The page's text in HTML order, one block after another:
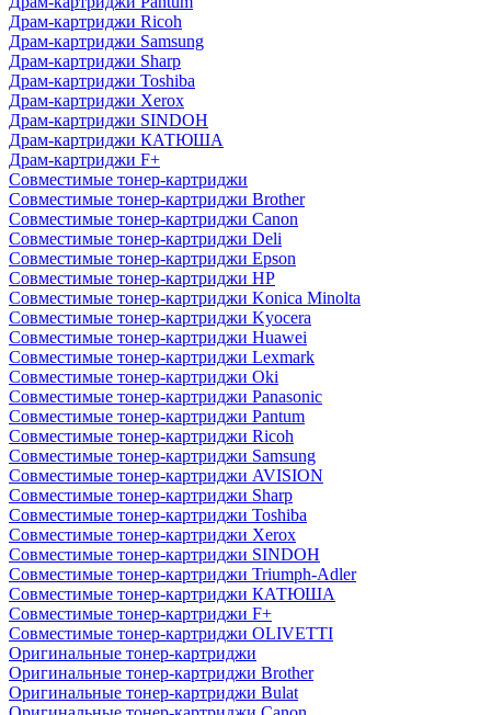
Драм-картриджи Ricoh
Драм-картриджи Samsung
Драм-картриджи Sharp
Драм-картриджи Toshiba
Драм-картриджи Xerox
Драм-картриджи SINDOH
Драм-картриджи КАТЮША
Драм-картриджи F+
Совместимые тонер-картриджи
Совместимые тонер-картриджи Brother
Совместимые тонер-картриджи Canon
Совместимые тонер-картриджи Deli
Совместимые тонер-картриджи Epson
Совместимые тонер-картриджи HP
Совместимые тонер-картриджи Konica Minolta
Совместимые тонер-картриджи Kyocera
Совместимые тонер-картриджи Huawei
Совместимые тонер-картриджи Lexmark
Совместимые тонер-картриджи Oki
Совместимые тонер-картриджи Panasonic
Совместимые тонер-картриджи Pantum
Совместимые тонер-картриджи Ricoh
Совместимые тонер-картриджи Samsung
Совместимые тонер-картриджи AVISION
Совместимые тонер-картриджи Sharp
Совместимые тонер-картриджи Toshiba
Совместимые тонер-картриджи Xerox
Совместимые тонер-картриджи SINDOH
Совместимые тонер-картриджи Triumph-Adler
Совместимые тонер-картриджи КАТЮША
Совместимые тонер-картриджи F+
Совместимые тонер-картриджи OLIVETTI
Оригинальные тонер-картриджи
Оригинальные тонер-картриджи Brother
Оригинальные тонер-картриджи Bulat